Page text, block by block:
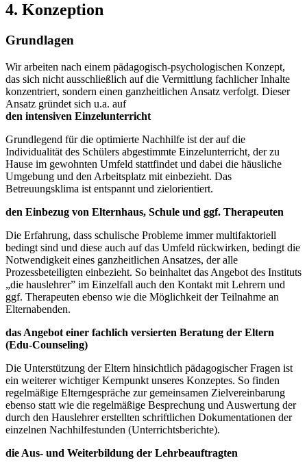
4. Konzeption
Grundlagen
Wir arbeiten nach einem pädagogisch-psychologischen Konzept,
das sich nicht ausschließlich auf die Vermittlung fachlicher Inhalte
konzentriert, sondern einen ganzheitlichen Ansatz verfolgt. Dieser
Ansatz gründet sich u.a. auf
den intensiven Einzelunterricht
Grundlegend für die optimierte Nachhilfe ist der auf die
Individualität des Schülers abgestimmte Einzelunterricht, der zu
Hause im gewohnten Umfeld stattfindet und dabei die häusliche
Umgebung und den Arbeitsplatz mit einbezieht. Das
Betreuungsklima ist entspannt und zielorientiert.
den Einbezug von Elternhaus, Schule und ggf. Therapeuten
Die Erfahrung, dass schulische Probleme immer multifaktoriell
bedingt sind und diese auch auf das Umfeld rückwirken, bedingt die
Notwendigkeit eines ganzheitlichen Ansatzes, der alle
Prozessbeteiligten einbezieht. So beinhaltet das Angebot des Instituts
„die hauslehrer” im Einzelfall auch den Kontakt mit Lehrern und
ggf. Therapeuten ebenso wie die Möglichkeit der Teilnahme an
Elternabenden.
das Angebot einer fachlich versierten Beratung der Eltern
(Edu-Counseling)
Die Unterstützung der Eltern hinsichtlich pädagogischer Fragen ist
ein weiterer wichtiger Kernpunkt unseres Konzeptes. So finden
regelmäßige Elterngespräche zur gemeinsamen Zielvereinbarung
ebenso statt wie die regelmäßige Besprechung und Auswertung der
durch den Hauslehrer erstellten schriftlichen Dokumentationen der
einzelnen Nachhilfestunden (Unterrichtsberichte).
die Aus- und Weiterbildung der Lehrbeauftragten